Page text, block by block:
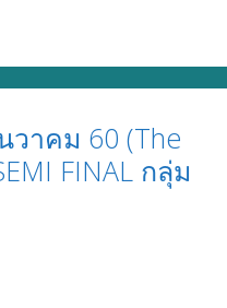
าคม 60 (The
FINAL กลุ่ม